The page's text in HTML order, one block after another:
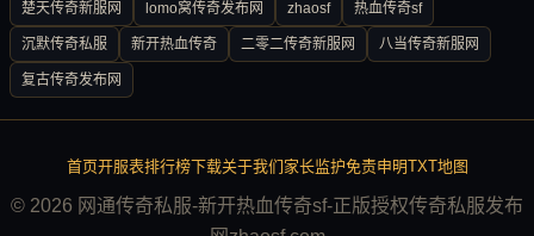
楚天传奇新服网 lomo窝传奇发布网 zhaosf 热血传奇sf
沉默传奇私服 新开热血传奇 二零二传奇新服网 八当传奇新服网
复古传奇发布网
首页开服表排行榜下载关于我们 家长监护免责申明TXT地图
© 2026 网通传奇私服-新开热血传奇sf-正版授权传奇私服发布